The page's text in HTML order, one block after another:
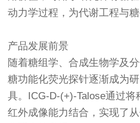
动力学过程，为代谢工程与
产品发展前景
随着糖组学、合成生物学及
糖功能化荧光探针逐渐成为
具。ICG-D-(+)-Talose通过
红外成像能力结合，实现了